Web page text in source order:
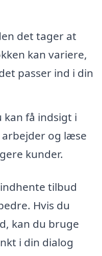
det tager at
kan variere,
passer ind i din
kan få indsigt i
og læse
kunder.
tilbud
Hvis du
kan du bruge
i din dialog